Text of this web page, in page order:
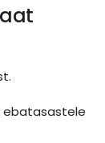
ebatasastele